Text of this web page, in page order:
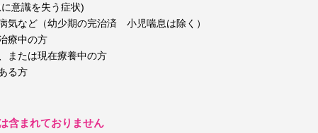
意識を失う症状)
気など（幼少期の完治済 小児喘息は除く）
療中の方
または現在療養中の方
る方
含まれておりません